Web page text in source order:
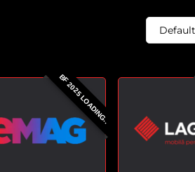
BF 2025 LOADING..